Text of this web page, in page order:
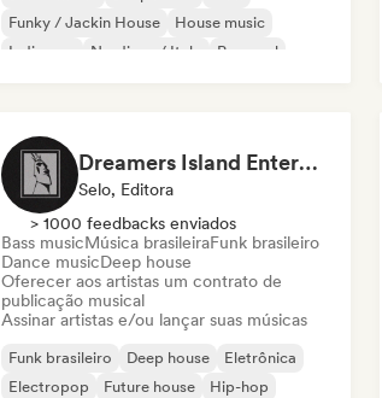
Funky / Jackin House
House music
Indie pop
Nu-disco / Italo Pop soul
Dreamers Island Entertainment
Selo, Editora
> 1000 feedbacks enviados
Bass musicMúsica brasileiraFunk brasileiro
Dance musicDeep house
Oferecer aos artistas um contrato de
publicação musical
Assinar artistas e/ou lançar suas músicas
Funk brasileiro Deep house
Eletrônica
Electropop
Future house Hip-hop